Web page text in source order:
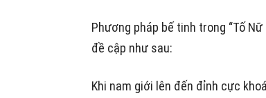
Phương pháp bế tinh trong “Tố
đề cập như sau:
Khi nam giới lên đến đỉnh cực